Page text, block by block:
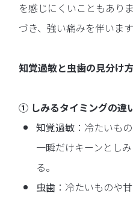
を感じにくいこともあり
づき、強い痛みを伴います
知覚過敏と虫歯の見分け
① しみるタイミングの違
知覚過敏：冷たいも
一瞬だけキーンとし
る。
虫歯：冷たいものや